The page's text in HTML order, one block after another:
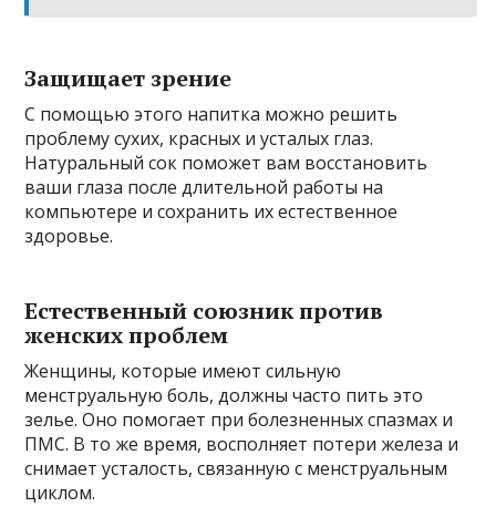
Защищает зрение
С помощью этого напитка можно решить
проблему сухих, красных и усталых глаз.
Натуральный сок поможет вам восстановить
ваши глаза после длительной работы на
компьютере и сохранить их естественное
здоровье.
Естественный союзник против
женских проблем
Женщины, которые имеют сильную
менструальную боль, должны часто пить это
зелье. Оно помогает при болезненных спазмах и
ПМС. В то же время, восполняет потери железа и
снимает усталость, связанную с менструальным
циклом.